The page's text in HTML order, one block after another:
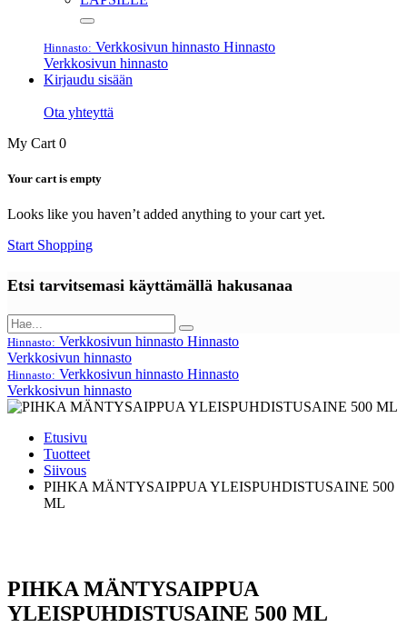
Hinnasto: Verkkosivun hinnasto Hinnasto
Verkkosivun hinnasto
Kirjaudu sisään
Ota yhteyttä
My Cart 0
Your cart is empty
Looks like you haven’t added anything to your cart yet.
Start Shopping
Etsi tarvitsemasi käyttämällä hakusanaa
Hinnasto: Verkkosivun hinnasto Hinnasto
Verkkosivun hinnasto
Hinnasto: Verkkosivun hinnasto Hinnasto
Verkkosivun hinnasto
Etusivu
Tuotteet
Siivous
PIHKA MÄNTYSAIPPUA YLEISPUHDISTUSAINE 500
ML
PIHKA MÄNTYSAIPPUA
YLEISPUHDISTUSAINE 500 ML